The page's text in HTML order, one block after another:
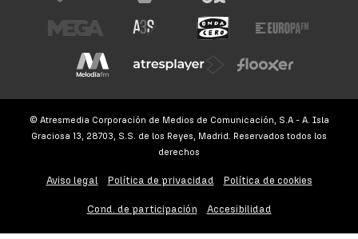
© Atresmedia Corporación de Medios de Comunicación, S.A - A. Isla
Graciosa 13, 28703, S.S. de los Reyes, Madrid. Reservados todos los
derechos
Aviso legal Política de privacidad Política de cookies
Cond. de participación Accesibilidad